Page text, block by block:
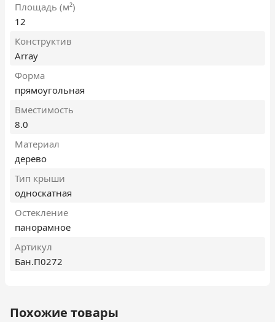
Площадь (м²)
12
Конструктив
Array
Форма
прямоугольная
Вместимость
8.0
Материал
дерево
Тип крыши
односкатная
Остекление
панорамное
Артикул
Бан.П0272
Похожие товары